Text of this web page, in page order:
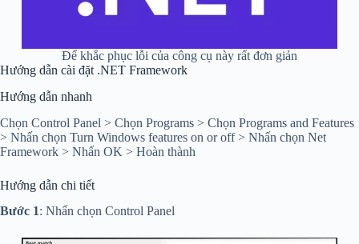
Để khắc phục lỗi của công cụ này rất đơn giản
Hướng dẫn cài đặt .NET Framework
Hướng dẫn nhanh
Chọn Control Panel > Chọn Programs > Chọn Programs and Features
> Nhấn chọn Turn Windows features on or off > Nhấn chọn Net
Framework > Nhấn OK > Hoàn thành
Hướng dẫn chi tiết
Bước 1: Nhấn chọn Control Panel